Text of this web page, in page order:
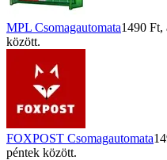
MPL Csomagautomata1490 Ft,
között.
FOXPOST Csomagautomata
péntek között.